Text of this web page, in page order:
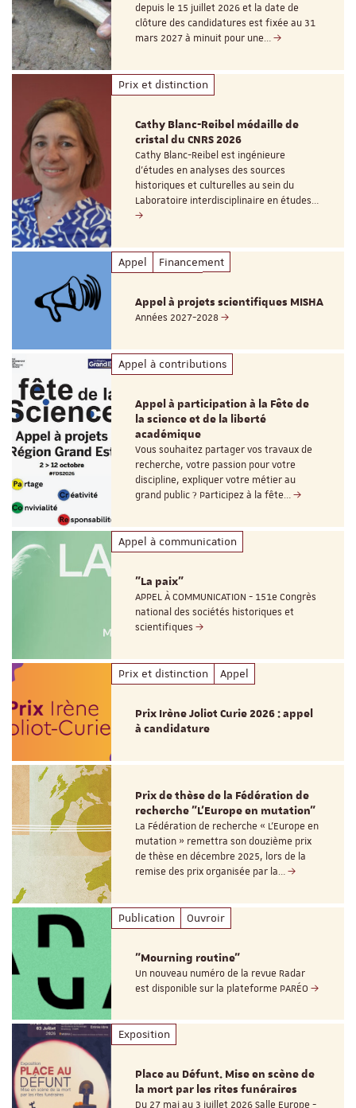
depuis le 15 juillet 2026 et la date de
clôture des candidatures est fixée au 31
mars 2027 à minuit pour une…
Prix et distinction
Cathy Blanc-Reibel médaille de
cristal du CNRS 2026
Cathy Blanc-Reibel est ingénieure
d’études en analyses des sources
historiques et culturelles au sein du
Laboratoire interdisciplinaire en études…
Appel Financement
Appel à projets scientifiques MISHA
Années 2027-2028
Appel à contributions
Appel à participation à la Fête de
la science et de la liberté
académique
Vous souhaitez partager vos travaux de
recherche, votre passion pour votre
discipline, expliquer votre métier au
grand public ? Participez à la fête…
Appel à communication
"La paix"
APPEL À COMMUNICATION - 151e Congrès
national des sociétés historiques et
scientifiques
Prix et distinction Appel
Prix Irène Joliot Curie 2026 : appel
à candidature
Prix de thèse de la Fédération de
recherche "L’Europe en mutation"
La Fédération de recherche « L’Europe en
mutation » remettra son douzième prix
de thèse en décembre 2025, lors de la
remise des prix organisée par la…
Publication Ouvroir
"Mourning routine"
Un nouveau numéro de la revue Radar
est disponible sur la plateforme PARÉO
Exposition
Place au Défunt. Mise en scène de
la mort par les rites funéraires
Du 27 mai au 3 juillet 2026 Salle Europe -